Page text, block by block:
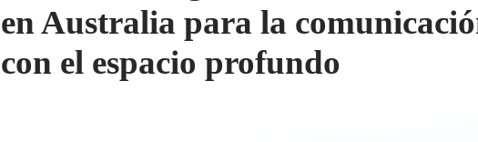
en Australia para la
con el espacio profundo